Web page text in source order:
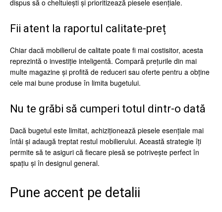
dispus să o cheltuiești și prioritizează piesele esențiale.
Fii atent la raportul calitate-preț
Chiar dacă mobilierul de calitate poate fi mai costisitor, acesta
reprezintă o investiție inteligentă. Compară prețurile din mai
multe magazine și profită de reduceri sau oferte pentru a obține
cele mai bune produse în limita bugetului.
Nu te grăbi să cumperi totul dintr-o dată
Dacă bugetul este limitat, achiziționează piesele esențiale mai
întâi și adaugă treptat restul mobilierului. Această strategie îți
permite să te asiguri că fiecare piesă se potrivește perfect în
spațiu și în designul general.
Pune accent pe detalii